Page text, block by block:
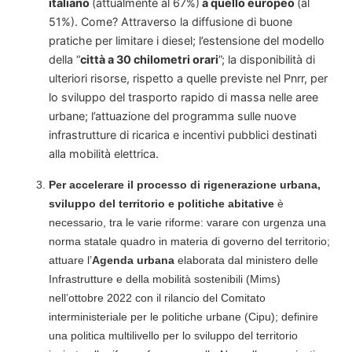
italiano (attualmente al 67%) a quello europeo (al
51%). Come? Attraverso la diffusione di buone
pratiche per limitare i diesel; l’estensione del modello
della “città a 30 chilometri orari”; la disponibilità di
ulteriori risorse, rispetto a quelle previste nel Pnrr, per
lo sviluppo del trasporto rapido di massa nelle aree
urbane; l’attuazione del programma sulle nuove
infrastrutture di ricarica e incentivi pubblici destinati
alla mobilità elettrica.
Per accelerare il processo di rigenerazione urbana,
sviluppo del territorio e politiche abitative è
necessario, tra le varie riforme: varare con urgenza una
norma statale quadro in materia di governo del territorio;
attuare l’Agenda urbana elaborata dal ministero delle
Infrastrutture e della mobilità sostenibili (Mims)
nell’ottobre 2022 con il rilancio del Comitato
interministeriale per le politiche urbane (Cipu); definire
una politica multilivello per lo sviluppo del territorio